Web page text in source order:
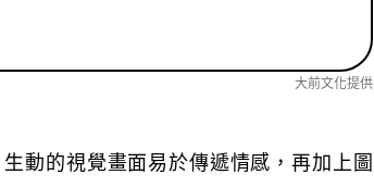
大前文化提供
動的視覺畫面易於傳遞情感，再加上圖